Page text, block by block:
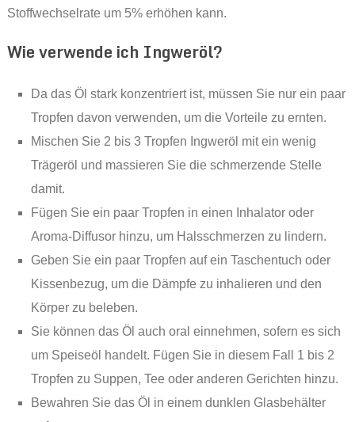
Stoffwechselrate um 5% erhöhen kann.
Wie verwende ich Ingweröl?
Da das Öl stark konzentriert ist, müssen Sie nur ein paar
Tropfen davon verwenden, um die Vorteile zu ernten.
Mischen Sie 2 bis 3 Tropfen Ingweröl mit ein wenig
Trägeröl und massieren Sie die schmerzende Stelle
damit.
Fügen Sie ein paar Tropfen in einen Inhalator oder
Aroma-Diffusor hinzu, um Halsschmerzen zu lindern.
Geben Sie ein paar Tropfen auf ein Taschentuch oder
Kissenbezug, um die Dämpfe zu inhalieren und den
Körper zu beleben.
Sie können das Öl auch oral einnehmen, sofern es sich
um Speiseöl handelt. Fügen Sie in diesem Fall 1 bis 2
Tropfen zu Suppen, Tee oder anderen Gerichten hinzu.
Bewahren Sie das Öl in einem dunklen Glasbehälter